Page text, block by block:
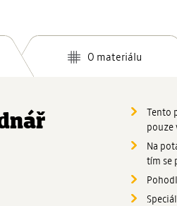
O materiálu
Tento
pouze
Na
tím se